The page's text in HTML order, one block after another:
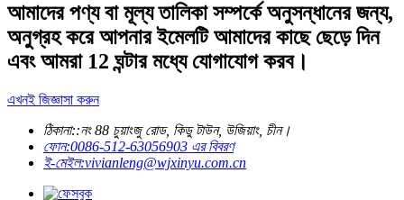
আমাদের পণ্য বা মূল্য তালিকা সম্পর্কে অনুসন্ধানের জন্য,
অনুগ্রহ করে আপনার ইমেলটি আমাদের কাছে ছেড়ে দিন
এবং আমরা 12 ঘন্টার মধ্যে যোগাযোগ করব।
এখনই জিজ্ঞাসা করুন
ঠিকানা::নং 88 চুয়াংজু রোড, কিডু টাউন, উজিয়াং, চীন।
ফোন:0086-512-63056903 এর বিবরণ
ই-মেইল:vivianleng@wjxinyu.com.cn